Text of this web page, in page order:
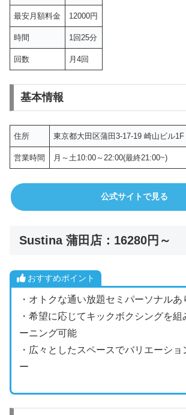
最安月額料金 12000円
時間 1回25分
回数 月4回
基本情報
住所 東京都大田区蒲田3-17-19 崎山ビル1F
営業時間 月～土10:00～22:00(最終21:00~)
公式サイトで見る
Sustina 蒲田店：16280円～
おすすめポイント
・オトクな通い放題セミパーソナルあ
・希望に応じてキックボクシングを組
ーニング可能
・広々としたスペースでバリエーショ
ー